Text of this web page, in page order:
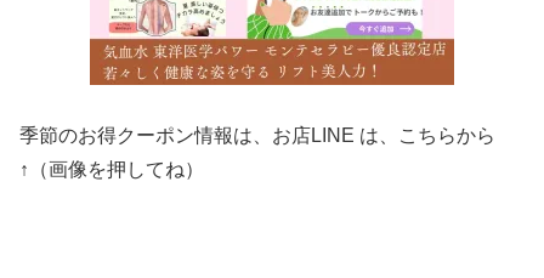
季節のお得クーポン情報は、お店LINE は、こちらから
↑（画像を押してね）